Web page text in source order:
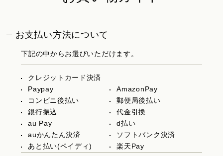
お支払い方法について
下記の中からお選びいただけます。
クレジットカード決済
Paypay
AmazonPay
コンビニ後払い
郵便局後払い
銀行振込
代金引換
au Pay
d払い
auかんたん決済
ソフトバンク決済
あと払い(ペイディ)
楽天Pay